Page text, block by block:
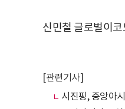
신민철 글로벌이
[관련기사]
시진핑, 중앙아